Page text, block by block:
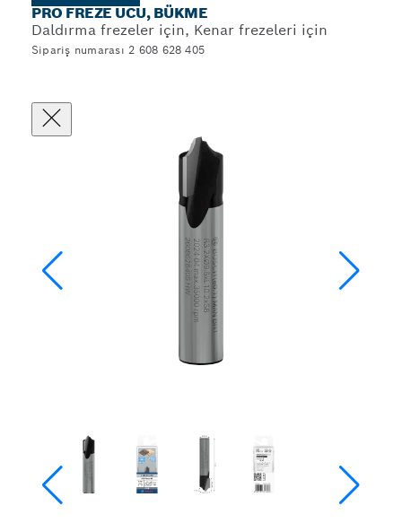
PRO FREZE UCU, BÜKME
Daldırma frezeler için, Kenar frezeleri için
Sipariş numarası 2 608 628 405